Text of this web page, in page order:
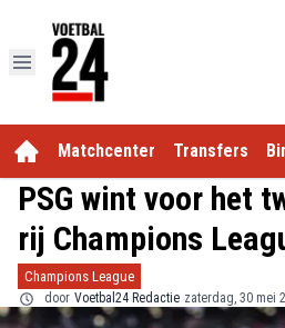
Matchcenter Transfers
PSG wint voor het
rij Champions
Champions League
door Voetbal24 Redactie zaterdag, 30 mei